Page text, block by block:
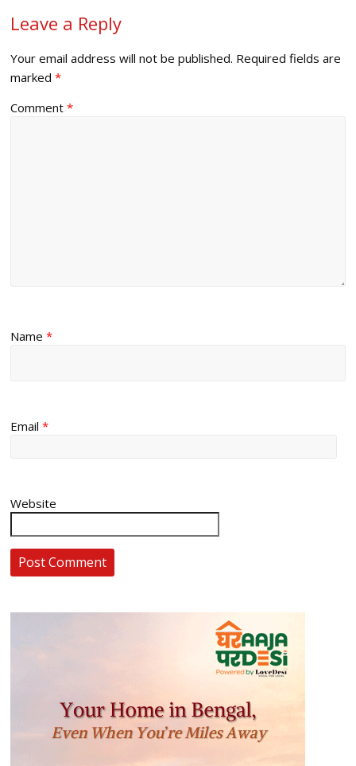
Leave a Reply
Your email address will not be published. Required fields are
marked*
Comment*
Name*
Email*
Website